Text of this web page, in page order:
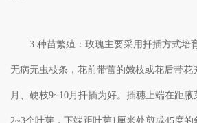
3.种苗繁殖：玫瑰主要采用扦插方式培
无病无虫枝条，花前带蕾的嫩枝或花后带花
月、硬枝9~10月扦插为好。插穗上端在距
2~3个叶芽，下端距叶芽1厘米处剪成45度的